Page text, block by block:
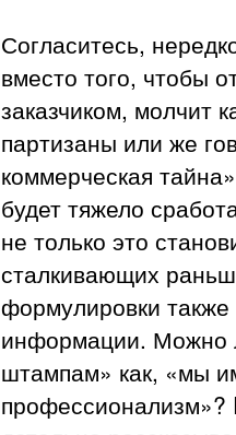
Согласитесь,
вместо того, чтобы
заказчиком, молчит
партизаны или же
коммерческая
будет тяжело
не только это
сталкивающих
формулировки
информации. Можно
штампам» как, «мы
профессионализм»?